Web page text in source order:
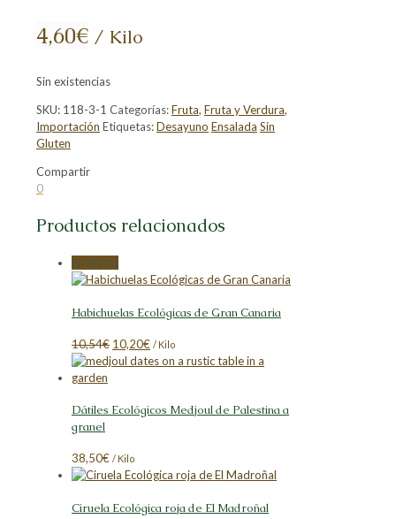
4,60€ / Kilo
Sin existencias
SKU: 118-3-1 Categorías:Fruta, Fruta y Verdura,
Importación Etiquetas:Desayuno Ensalada Sin
Gluten
Compartir
Compartir
Facebook
Compartir
X
Compartir
LinkedIn
Compartir
Pinterest
0
Productos relacionados
En oferta
Habichuelas Ecológicas de Gran Canaria
10,54€ El
precio
10,54€.
10,20€El
precio
10,20€.
/ Kilo
Dátiles Ecológicos Medjoul de Palestina a
granel
38,50€ / Kilo
Ciruela Ecológica roja de El Madroñal